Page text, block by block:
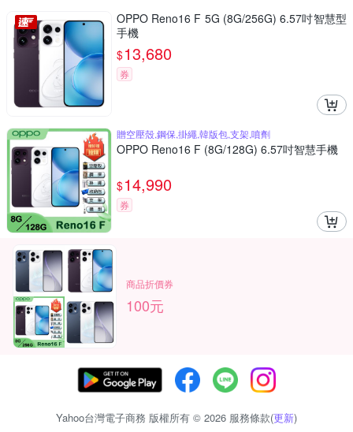
OPPO Reno16 F 5G (8G/256G) 6.57吋智慧型
手機
$13,680
券
贈空壓殼,鋼保,掛繩,韓版包,支架,噴劑
OPPO Reno16 F (8G/128G) 6.57吋智慧手機
$14,990
券
商品折價券
100元
Yahoo台灣電子商務 版權所有 © 2026 服務條款(更新)